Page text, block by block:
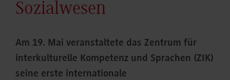
Sozialwesen
Am 19. Mai veranstaltete das Zentrum für
interkulturelle Kompetenz und Sprachen (ZIK)
seine erste internationale